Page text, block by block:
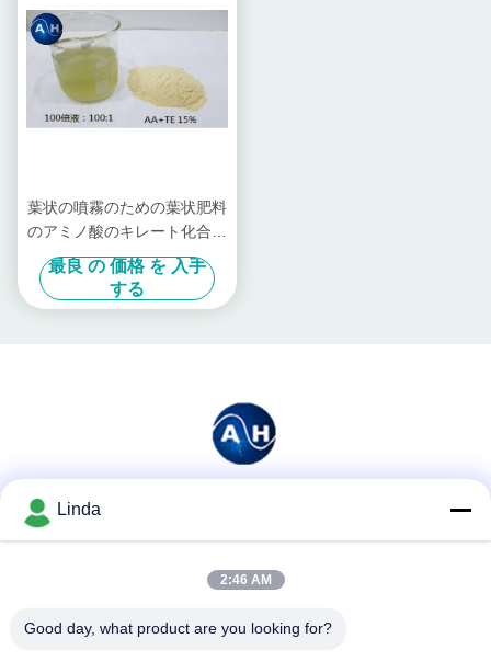
葉状の噴霧のための葉状肥料
のアミノ酸のキレート化合物
とアミノ コバルト
最良 の 価格 を 入手
する
迅速な連絡
Linda
2:46 AM
Good day, what product are you looking for?